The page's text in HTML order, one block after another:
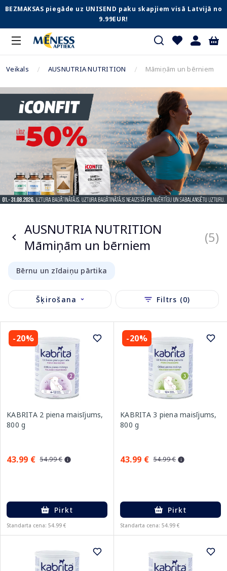
BEZMAKSAS piegāde uz UNISEND paku skapjiem visā Latvijā no
9.99EUR!
Veikals AUSNUTRIA NUTRITION Māmiņām un bērniem
AUSNUTRIA NUTRITION
Māmiņām un bērniem
(5)
Bērnu un zīdaiņu pārtika
Šķirošana Filtrs (0)
-20%
KABRITA 2 piena maisījums,
800 g
43.99 € 54.99 €
Pirkt
Standarta cena: 54.99 €
-20%
KABRITA 3 piena maisījums,
800 g
43.99 € 54.99 €
Pirkt
Standarta cena: 54.99 €